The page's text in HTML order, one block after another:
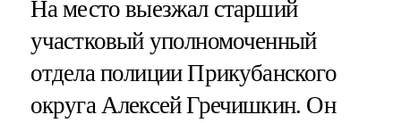
На место выезжал старший
участковый уполномоченный
отдела полиции Прикубанского
округа Алексей Гречишкин. Он